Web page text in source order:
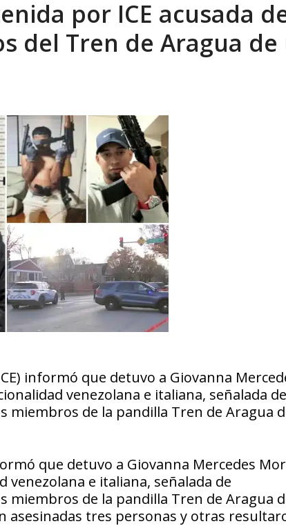
mercado impulsado por el auge de... AGOSTO 6, 2026
por ICE acusada
del Tren de Aragua de
informó que detuvo a Giovanna
venezolana e italiana, señalada de
miembros de la pandilla Tren de Aragua
que detuvo a Giovanna Mercedes
e italiana, señalada de
miembros de la pandilla Tren de Aragua
asesinadas tres personas y otras